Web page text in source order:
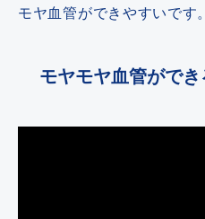
モヤ血管ができやすいです。
モヤモヤ血管がで